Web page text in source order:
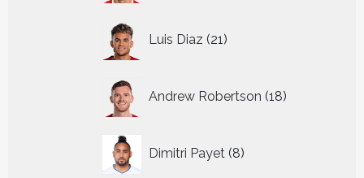
Luis Diaz 21
producten
Andrew Robertson 18
producten
Dimitri Payet 8
producten